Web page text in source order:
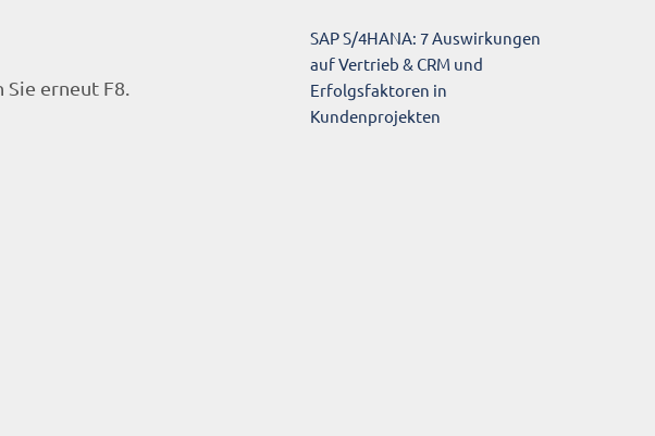
erneut F8.
SAP S/4HANA: 7 Auswirkungen
auf Vertrieb & CRM und
Erfolgsfaktoren in
Kundenprojekten